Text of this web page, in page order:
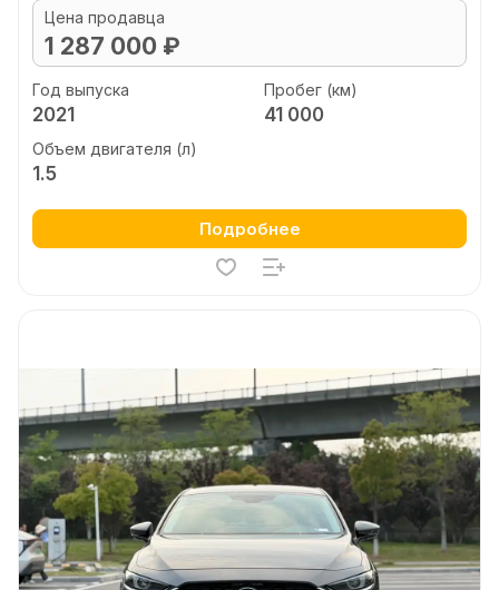
Цена продавца
1 287 000 ₽
Год выпуска
2021
Пробег (км)
41 000
Объем двигателя (л)
1.5
Подробнее